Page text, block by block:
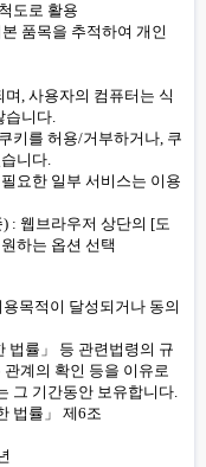
도로 활용
품목을 추적하여 개인
, 사용자의 컴퓨터는 식
습니다.
키를 허용/거부하거나, 쿠
니다.
요한 일부 서비스는 이용
: 웹브라우저 상단의 [도
하는 옵션 선택
목적이 달성되거나 동의
법률」 등 관련법령의 규
계의 확인 등을 이유로
그 기간동안 보유합니다.
법률」 제6조